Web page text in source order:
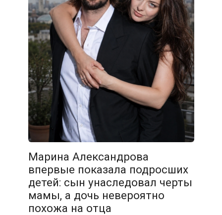
Марина Александрова
впервые показала подросших
детей: сын унаследовал черты
мамы, а дочь невероятно
похожа на отца